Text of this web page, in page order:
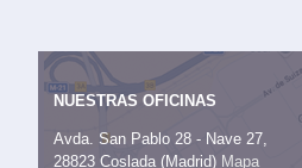
NUESTRAS OFICINAS
Avda. San Pablo 28 - Nave 27,
28823 Coslada (Madrid) Mapa